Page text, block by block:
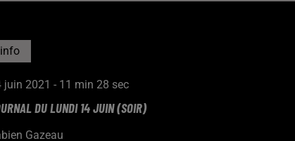
info
juin 2021 - 11 min 28 sec
DU LUNDI 14 JUIN (SOIR)
Gazeau